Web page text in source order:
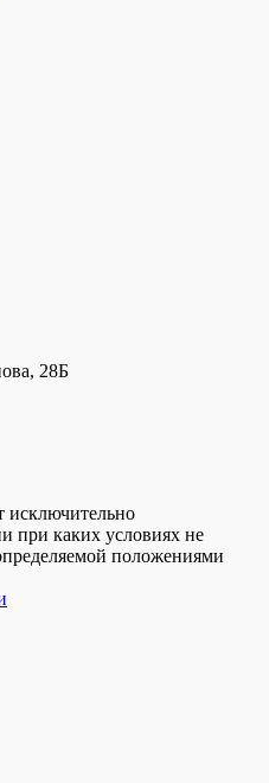
28Б
исключительно
при каких условиях не
положениями